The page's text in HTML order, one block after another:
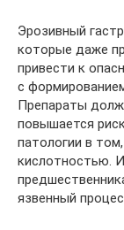
Эрозивный
которые даже
привести к
с
Препараты
повышается
патологии в
кислотностью.
язвенный